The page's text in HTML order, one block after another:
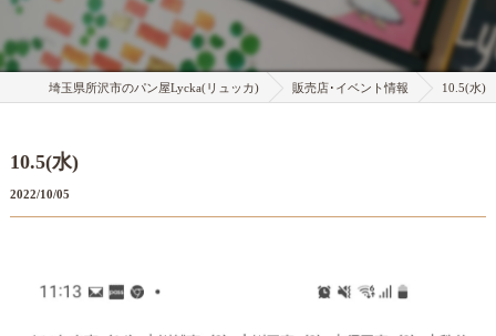
埼玉県所沢市のパン屋Lycka(リュッカ) 販売店･イベント情報 10.5(水)
10.5(水)
2022/10/05